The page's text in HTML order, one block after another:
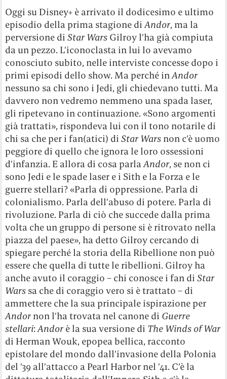
Oggi su Disney+ è arrivato il dodicesimo e ultimo
episodio della prima stagione diAndor, ma la
perversione diStar Wars Gilroy l’ha già compiuta
da un pezzo. L’iconoclasta in lui lo avevamo
conosciuto subito, nelle interviste concesse dopo i
primi episodi dello show. Ma perché inAndor
nessuno sa chi sono i Jedi, gli chiedevano tutti. Ma
davvero non vedremo nemmeno una spada laser,
gli ripetevano in continuazione. «Sono argomenti
già trattati», rispondeva lui con il tono notarile di
chi sa che per i fan(atici) diStar Wars non c’è uomo
peggiore di quello che ignora le loro ossessioni
d’infanzia. E allora di cosa parlaAndor, se non ci
sono Jedi e le spade laser e i Sith e la Forza e le
guerre stellari? «Parla di oppressione. Parla di
colonialismo. Parla dell’abuso di potere. Parla di
rivoluzione. Parla di ciò che succede dalla prima
volta che un gruppo di persone si è ritrovato nella
piazza del paese», ha detto Gilroy cercando di
spiegare perché la storia della Ribellione non può
essere che quella di tutte le ribellioni. Gilroy ha
anche avuto il coraggio – chi conosce i fan diStar
Wars sa che di coraggio vero si è trattato – di
ammettere che la sua principale ispirazione per
Andor non l’ha trovata nel canone di Guerre
stellari:Andor è la sua versione di The Winds of War
di Herman Wouk, epopea bellica, racconto
epistolare del mondo dall’invasione della Polonia
del ’39 all’attacco a Pearl Harbor nel ’41. C’è la